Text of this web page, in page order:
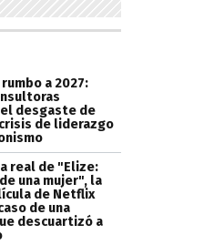
a 2027:
desgaste de
de liderazgo
real de "Elize:
una mujer", la
de Netflix
de una
descuartizó a